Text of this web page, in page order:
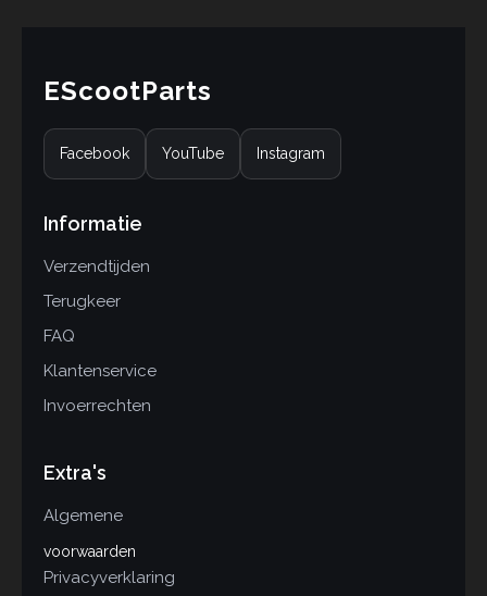
EScootParts
Facebook YouTube Instagram
Informatie
Verzendtijden
Terugkeer
FAQ
Klantenservice
Invoerrechten
Extra's
Algemene
voorwaarden
Privacyverklaring